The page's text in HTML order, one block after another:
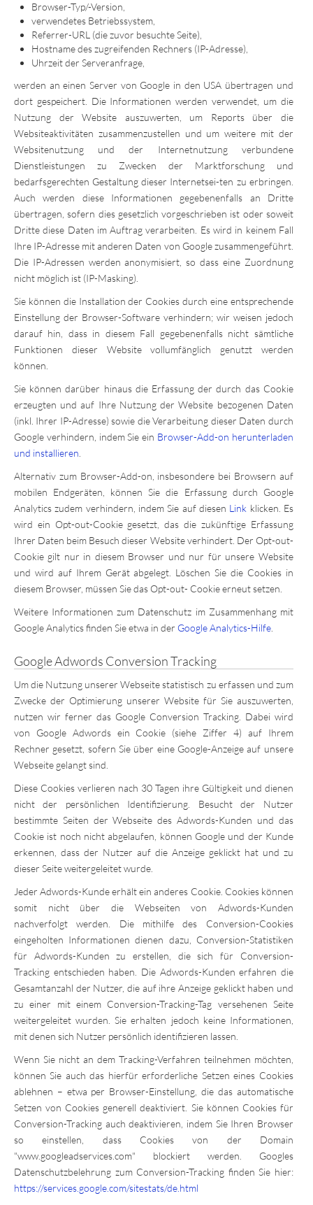
Browser-Typ/-Version,
verwendetes Betriebssystem,
Referrer-URL (die zuvor besuchte Seite),
Hostname des zugreifenden Rechners (IP-Adresse),
Uhrzeit der Serveranfrage,
werden an einen Server von Google in den USA übertragen und
dort gespeichert. Die Informationen werden verwendet, um die
Nutzung der Website auszuwerten, um Reports über die
Websiteaktivitäten zusammenzustellen und um weitere mit der
Websitenutzung und der Internetnutzung verbundene
Dienstleistungen zu Zwecken der Marktforschung und
bedarfsgerechten Gestaltung dieser Internetsei-ten zu erbringen.
Auch werden diese Informationen gegebenenfalls an Dritte
übertragen, sofern dies gesetzlich vorgeschrieben ist oder soweit
Dritte diese Daten im Auftrag verarbeiten. Es wird in keinem Fall
Ihre IP-Adresse mit anderen Daten von Google zusammengeführt.
Die IP-Adressen werden anonymisiert, so dass eine Zuordnung
nicht möglich ist (IP-Masking).
Sie können die Installation der Cookies durch eine entsprechende
Einstellung der Browser-Software verhindern; wir weisen jedoch
darauf hin, dass in diesem Fall gegebenenfalls nicht sämtliche
Funktionen dieser Website vollumfänglich genutzt werden
können.
Sie können darüber hinaus die Erfassung der durch das Cookie
erzeugten und auf Ihre Nutzung der Website bezogenen Daten
(inkl. Ihrer IP-Adresse) sowie die Verarbeitung dieser Daten durch
Google verhindern, indem Sie ein Browser-Add-on herunterladen
und installieren
Alternativ zum Browser-Add-on, insbesondere bei Browsern auf
mobilen Endgeräten, können Sie die Erfassung durch Google
Analytics zudem verhindern, indem Sie auf diesen Link klicken. Es
wird ein Opt-out-Cookie gesetzt, das die zukünftige Erfassung
Ihrer Daten beim Besuch dieser Website verhindert. Der Opt-out-
Cookie gilt nur in diesem Browser und nur für unsere Website
und wird auf Ihrem Gerät abgelegt. Löschen Sie die Cookies in
diesem Browser, müssen Sie das Opt-out- Cookie erneut setzen.
Weitere Informationen zum Datenschutz im Zusammenhang mit
Google Analytics finden Sie etwa in der Google Analytics-Hilfe
Google Adwords Conversion Tracking
Um die Nutzung unserer Webseite statistisch zu erfassen und zum
Zwecke der Optimierung unserer Website für Sie auszuwerten,
nutzen wir ferner das Google Conversion Tracking. Dabei wird
von Google Adwords ein Cookie (siehe Ziffer 4) auf Ihrem
Rechner gesetzt, sofern Sie über eine Google-Anzeige auf unsere
Webseite gelangt sind.
Diese Cookies verlieren nach 30 Tagen ihre Gültigkeit und dienen
nicht der persönlichen Identifizierung. Besucht der Nutzer
bestimmte Seiten der Webseite des Adwords-Kunden und das
Cookie ist noch nicht abgelaufen, können Google und der Kunde
erkennen, dass der Nutzer auf die Anzeige geklickt hat und zu
dieser Seite weitergeleitet wurde.
Jeder Adwords-Kunde erhält ein anderes Cookie. Cookies können
somit nicht über die Webseiten von Adwords-Kunden
nachverfolgt werden. Die mithilfe des Conversion-Cookies
eingeholten Informationen dienen dazu, Conversion-Statistiken
für Adwords-Kunden zu erstellen, die sich für Conversion-
Tracking entschieden haben. Die Adwords-Kunden erfahren die
Gesamtanzahl der Nutzer, die auf ihre Anzeige geklickt haben und
zu einer mit einem Conversion-Tracking-Tag versehenen Seite
weitergeleitet wurden. Sie erhalten jedoch keine Informationen,
mit denen sich Nutzer persönlich identifizieren lassen.
Wenn Sie nicht an dem Tracking-Verfahren teilnehmen möchten,
können Sie auch das hierfür erforderliche Setzen eines Cookies
ablehnen – etwa per Browser-Einstellung, die das automatische
Setzen von Cookies generell deaktiviert. Sie können Cookies für
Conversion-Tracking auch deaktivieren, indem Sie Ihren Browser
so einstellen, dass Cookies von der Domain
"www.googleadservices.com" blockiert werden. Googles
Datenschutzbelehrung zum Conversion-Tracking finden Sie hier:
https://services.google.com/sitestats/de.html